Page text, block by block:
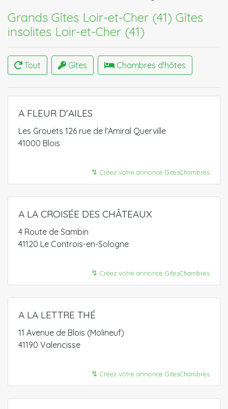
Grands Gîtes Loir-et-Cher (41) Gîtes
insolites Loir-et-Cher (41)
Tout Gîtes Chambres d'hôtes
A FLEUR D'AILES
Les Grouëts 126 rue de l'Amiral Querville
41000 Blois
↯ Créez votre annonce GitesChambres
A LA CROISÉE DES CHÂTEAUX
4 Route de Sambin
41120 Le Controis-en-Sologne
↯ Créez votre annonce GitesChambres
A LA LETTRE THÉ
11 Avenue de Blois (Molineuf)
41190 Valencisse
↯ Créez votre annonce GitesChambres